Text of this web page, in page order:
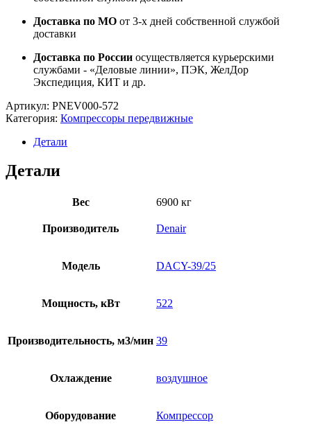
Доставка по МО от 3-х дней собственной службой
доставки
Доставка по России осуществляется курьерскими
службами - «Деловые линии», ПЭК, ЖелДор
Экспедиция, КИТ и др.
Артикул: PNEV000-572
Категория: Компрессоры передвижные
Детали
Детали
Вес 6900 кг
Производитель Denair
Модель DACY-39/25
Мощность, кВт 522
Производительность, м3/мин 39
Охлаждение воздушное
Оборудование Компрессор